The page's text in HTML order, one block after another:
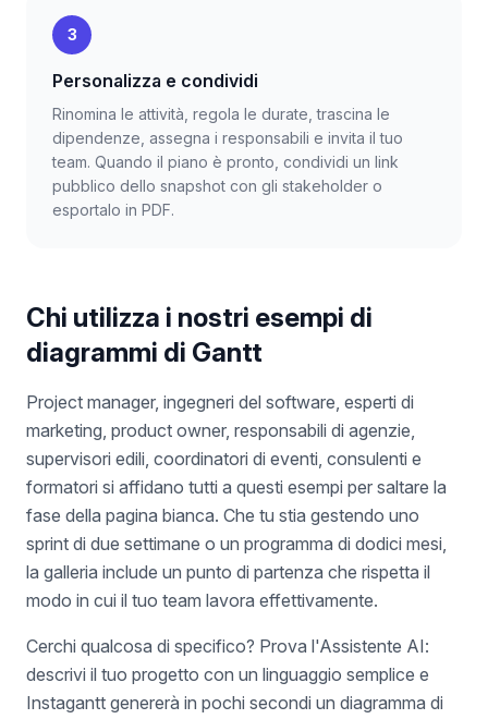
3
Personalizza e condividi
Rinomina le attività, regola le durate, trascina le
dipendenze, assegna i responsabili e invita il tuo
team. Quando il piano è pronto, condividi un link
pubblico dello snapshot con gli stakeholder o
esportalo in PDF.
Chi utilizza i nostri esempi di
diagrammi di Gantt
Project manager, ingegneri del software, esperti di
marketing, product owner, responsabili di agenzie,
supervisori edili, coordinatori di eventi, consulenti e
formatori si affidano tutti a questi esempi per saltare la
fase della pagina bianca. Che tu stia gestendo uno
sprint di due settimane o un programma di dodici mesi,
la galleria include un punto di partenza che rispetta il
modo in cui il tuo team lavora effettivamente.
Cerchi qualcosa di specifico? Prova l'Assistente AI:
descrivi il tuo progetto con un linguaggio semplice e
Instagantt genererà in pochi secondi un diagramma di